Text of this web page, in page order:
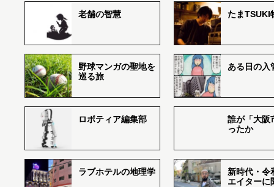
老舗の智慧 たまTSUKI
野球マンガの聖地を
巡る旅
ある日の入
ロボティア編集部
誰が「大阪
ったか
ラブホテルの地理学
新時代・令
エイターに